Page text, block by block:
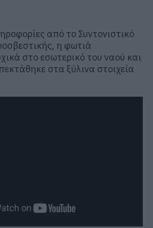
από το Συντονιστικό
η φωτιά
στο εσωτερικό του ναού και
στα ξύλινα στοιχεία